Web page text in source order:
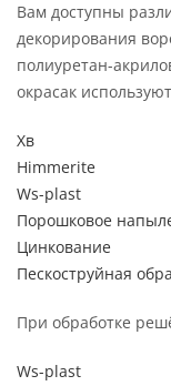
Вам доступны
декорирования
полиуретан-
окрасак
Хв
Himmerite
Ws-plast
Порошковое
Цинкование
Пескоструйная
При обработке
Ws-plast